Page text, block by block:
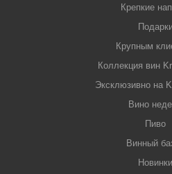
Крепкие
Крупным
Коллекция вин
Эксклюзивно на
Вино
Пиво
Винный
Новинки